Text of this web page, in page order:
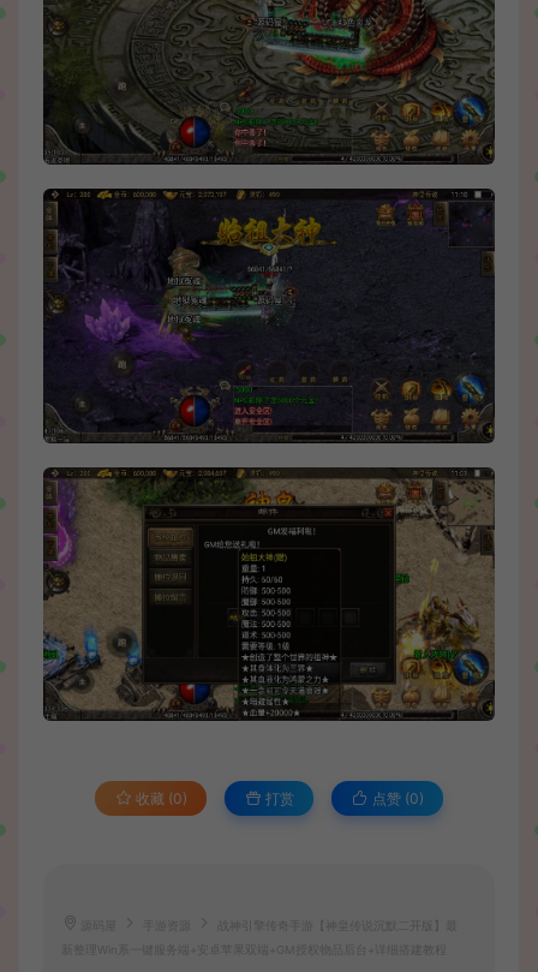
收藏 (0) 打赏 点赞 (0)
手游资源
战神引擎传奇手游【神皇传说沉默二开版】最
新整理Win系一键服务端+安卓苹果双端+GM授权物品后台+详细搭建教程